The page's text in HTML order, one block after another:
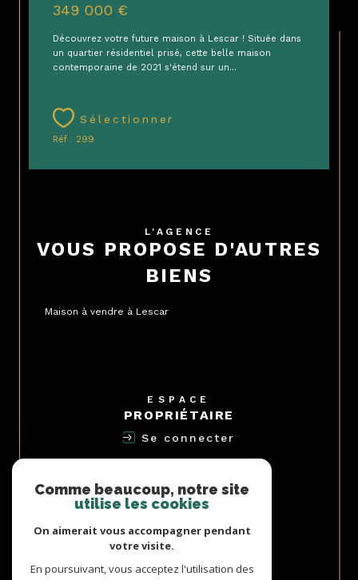
349 000 €
Découvrez votre future maison à Lescar ! Située dans
un quartier résidentiel prisé, cette belle maison
contemporaine de 2021 s'étend sur un...
Sélectionner
Réf : 299
L'AGENCE
VOUS PROPOSE D'AUTRES
BIENS
Maison à vendre à Lescar
ESPACE
PROPRIÉTAIRE
Se connecter
ADHÉRONS
AVIS
Comme beaucoup, notre site
utilise les cookies
On aimerait vous accompagner pendant
votre visite.
En poursuivant, vous acceptez l'utilisation des